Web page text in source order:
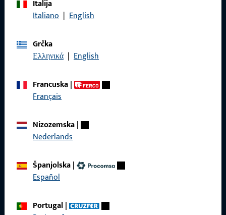
Italija
Italiano | English
Grčka
Ελληνικά | English
Francuska|
Français
Nizozemska|
Nederlands
Španjolska|
Español
Portugal|
Pravne informacije
Opći uvjeti poslovanja
Proizvodi